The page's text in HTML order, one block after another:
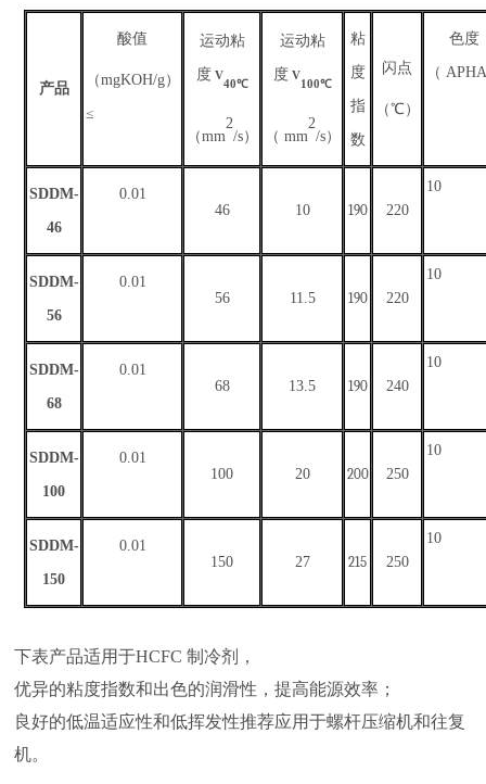
产品
酸值
（mgKOH/g）
≤
运动粘
度 V
40℃
（mm
2
/s）
运动粘
度 V
100℃
（ mm
2
/s）
粘
度
指
数
闪点
（℃ ）
色度
（ APHA
SDDM-
46
0.01
46
10 190 220
10
SDDM-
56
0.01
56
11.5 190 220
10
SDDM-
68
0.01
68
13.5 190 240
10
SDDM-
100
0.01
100
20 200 250
10
SDDM-
150
0.01
150
27 215 250
10
下表产品适用于HCFC 制冷剂，
优异的粘度指数和出色的润滑性，提高能源效率；
良好的低温适应性和低挥发性推荐应用于螺杆压缩机和往复
机。